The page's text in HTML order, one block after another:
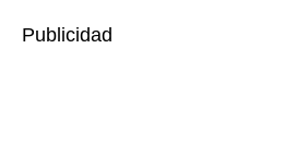
Publicidad